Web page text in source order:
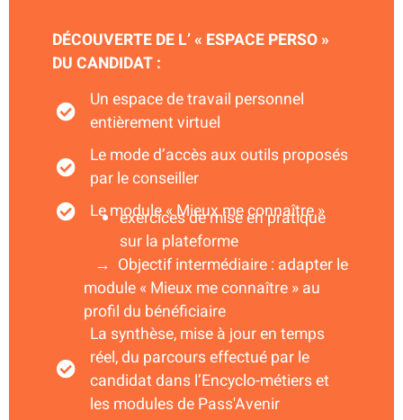
DÉCOUVERTE DE L’ « ESPACE PERSO »
DU CANDIDAT :
Un espace de travail personnel
entièrement virtuel
Le mode d’accès aux outils proposés
par le conseiller
Le module « Mieux me connaître »
exercices de mise en pratique
sur la plateforme
→ Objectif intermédiaire : adapter le
module « Mieux me connaître » au
profil du bénéficiaire
La synthèse, mise à jour en temps
réel, du parcours effectué par le
candidat dans l’Encyclo-métiers et
les modules de Pass'Avenir